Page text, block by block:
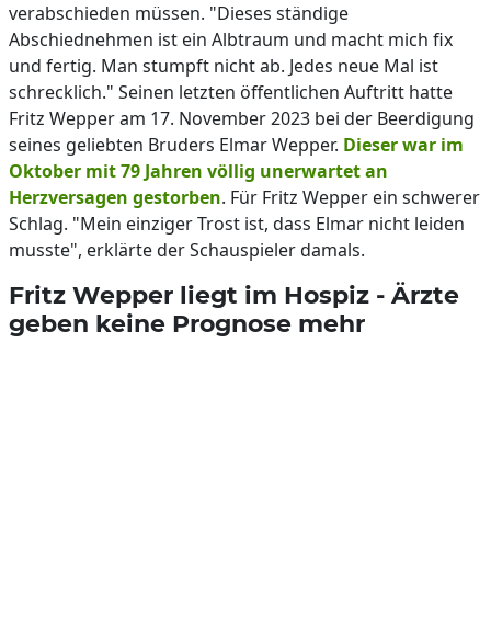
verabschieden müssen. "Dieses ständige
Abschiednehmen ist ein Albtraum und macht mich fix
und fertig. Man stumpft nicht ab. Jedes neue Mal ist
schrecklich." Seinen letzten öffentlichen Auftritt hatte
Fritz Wepper am 17. November 2023 bei der Beerdigung
seines geliebten Bruders Elmar Wepper. Dieser war im
Oktober mit 79 Jahren völlig unerwartet an
Herzversagen gestorben. Für Fritz Wepper ein schwerer
Schlag. "Mein einziger Trost ist, dass Elmar nicht leiden
musste", erklärte der Schauspieler damals.
Fritz Wepper liegt im Hospiz - Ärzte
geben keine Prognose mehr